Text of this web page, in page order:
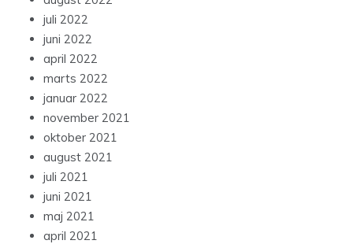
juli 2022
juni 2022
april 2022
marts 2022
januar 2022
november 2021
oktober 2021
august 2021
juli 2021
juni 2021
maj 2021
april 2021